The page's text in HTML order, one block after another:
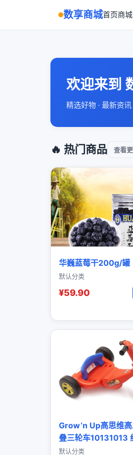
数享商城首页商城
欢迎来到
精选好物 · 最新资讯
🔥 热门商品 查看
华巍蓝莓干200g/罐
默认分类
¥59.90
Grow’n Up高思维
叠三轮车10131013
默认分类